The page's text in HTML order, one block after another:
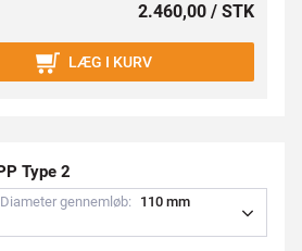
2.460,00 / STK
LÆG I KURV
Type 2
Diameter gennemløb: 1 10 mm